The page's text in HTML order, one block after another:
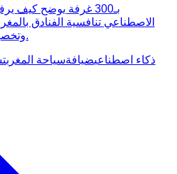
الاصطناعي تنافسية الفنادق
وتخصيص التجربة وزيادة الحجوزات.
ذكاء اصطناعيضيافةسياحة المغرب